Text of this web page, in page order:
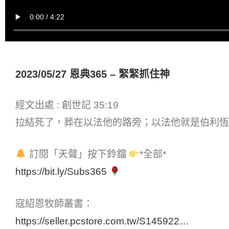
2023/05/27 恩典365 – 緊緊抓住神
經文出處 : 創世記 35:19
拉結死了，葬在以法他的路旁；以法他就是伯利
訂閱「天聲」按下鈴鐺
*全部*
https://bit.ly/Subs365
寇紹恩牧師叢書：
https://seller.pcstore.com.tw/S145922…